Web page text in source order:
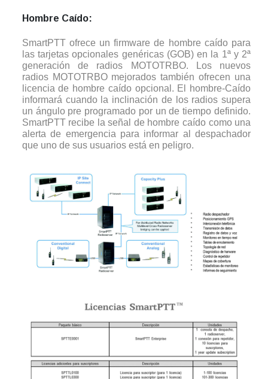
Hombre Caído:
SmartPTT ofrece un firmware de hombre caído para
las tarjetas opcionales genéricas (GOB) en la 1ª y 2ª
generación de radios MOTOTRBO. Los nuevos
radios MOTOTRBO mejorados también ofrecen una
licencia de hombre caído opcional. El hombre-Caído
informará cuando la inclinación de los radios supera
un ángulo pre programado por un de tiempo definido.
SmartPTT recibe la señal de hombre caído como una
alerta de emergencia para informar al despachador
que uno de sus usuarios está en peligro.